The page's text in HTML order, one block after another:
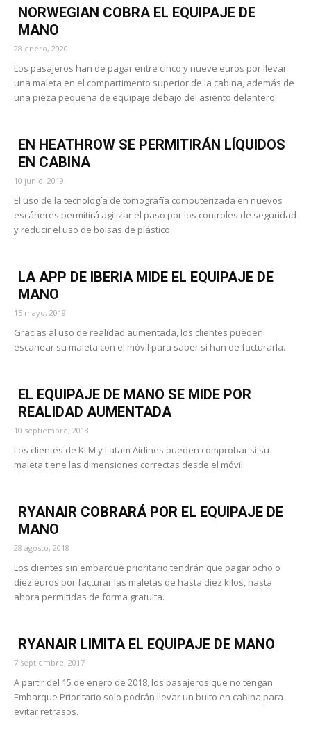
NORWEGIAN COBRA EL EQUIPAJE DE
MANO
28 enero, 2020
Los pasajeros han de pagar entre cinco y nueve euros por llevar
una maleta en el compartimento superior de la cabina, además de
una pieza pequeña de equipaje debajo del asiento delantero.
EN HEATHROW SE PERMITIRÁN LÍQUIDOS
EN CABINA
10 junio, 2019
El uso de la tecnología de tomografía computerizada en nuevos
escáneres permitirá agilizar el paso por los controles de seguridad
y reducir el uso de bolsas de plástico.
LA APP DE IBERIA MIDE EL EQUIPAJE DE
MANO
15 mayo, 2019
Gracias al uso de realidad aumentada, los clientes pueden
escanear su maleta con el móvil para saber si han de facturarla.
EL EQUIPAJE DE MANO SE MIDE POR
REALIDAD AUMENTADA
10 septiembre, 2018
Los clientes de KLM y Latam Airlines pueden comprobar si su
maleta tiene las dimensiones correctas desde el móvil.
RYANAIR COBRARÁ POR EL EQUIPAJE DE
MANO
28 agosto, 2018
Los clientes sin embarque prioritario tendrán que pagar ocho o
diez euros por facturar las maletas de hasta diez kilos, hasta
ahora permitidas de forma gratuita.
RYANAIR LIMITA EL EQUIPAJE DE MANO
7 septiembre, 2017
A partir del 15 de enero de 2018, los pasajeros que no tengan
Embarque Prioritario solo podrán llevar un bulto en cabina para
evitar retrasos.